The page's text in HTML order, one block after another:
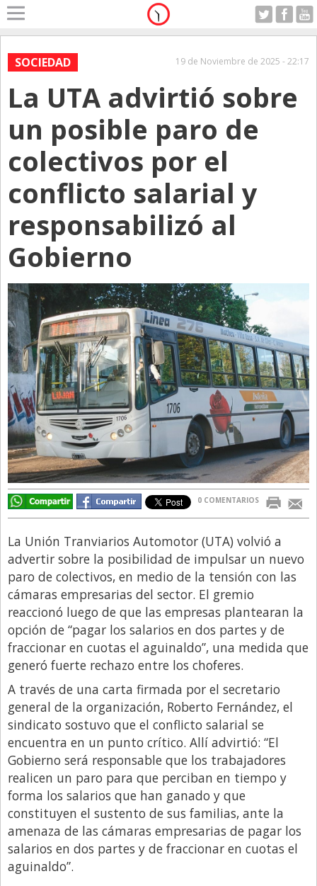
Home
A Motor
Anticipo
Campo
Carrera & Emprendedores
Club House
Con Estilo
De Bolsillo
Diarios de Argentina
Diarios del Mundo
Directivos
Ecología y Ambiente
Economía
El Experto
El Innovador
El Precio Que Yo Ví
Entrevista
Entrevista Exclusiva
Finanzas
Gastronomia
Internacionales
La Opinión del Director
Legales
Libro de Quejas
Medios
Millonarios
Minuto Lanzamiento
Negocios
Opinion
País
Política
Publicidad y Marketing
SOCIEDAD 19 de Noviembre de 2025 - 22:17
La UTA advirtió sobre
un posible paro de
colectivos por el
conflicto salarial y
responsabilizó al
Gobierno
0 COMENTARIOS
La Unión Tranviarios Automotor (UTA) volvió a
advertir sobre la posibilidad de impulsar un nuevo
paro de colectivos, en medio de la tensión con las
cámaras empresarias del sector. El gremio
reaccionó luego de que las empresas plantearan la
opción de “pagar los salarios en dos partes y de
fraccionar en cuotas el aguinaldo”, una medida que
generó fuerte rechazo entre los choferes.
A través de una carta firmada por el secretario
general de la organización, Roberto Fernández, el
sindicato sostuvo que el conflicto salarial se
encuentra en un punto crítico. Allí advirtió: “El
Gobierno será responsable que los trabajadores
realicen un paro para que perciban en tiempo y
forma los salarios que han ganado y que
constituyen el sustento de sus familias, ante la
amenaza de las cámaras empresarias de pagar los
salarios en dos partes y de fraccionar en cuotas el
aguinaldo”.